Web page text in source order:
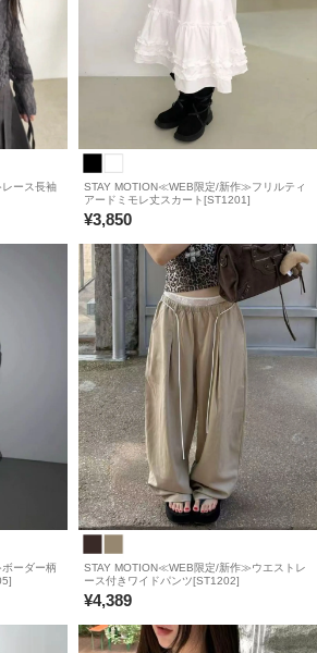
ース長袖
STAY MOTION≪WEB限定/新作≫フリルティ
アードミモレ丈スカート[ST1201]
¥3,850
ーダー柄
STAY MOTION≪WEB限定/新作≫ウエストレ
ース付きワイドパンツ[ST1202]
¥4,389